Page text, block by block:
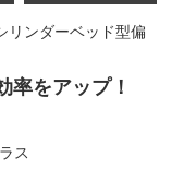
リンダーベッド型偏
率をアップ！
ス